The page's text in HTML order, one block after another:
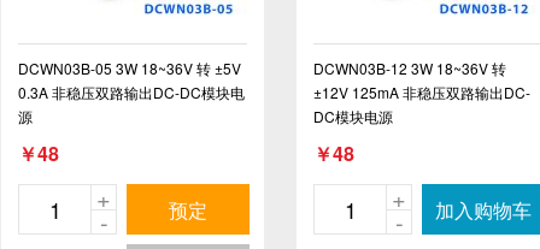
DCWN03B-05 3W 18~36V 转 ±5V
0.3A 非稳压双路输出DC-DC模块电
源
￥48
-
+ 预定
DCWN03B-12 3W 18~36V 转
±12V 125mA 非稳压双路输出DC-
DC模块电源
￥48
-
+ 加入购物车